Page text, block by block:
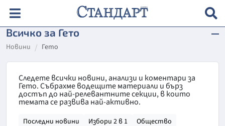
Всичко за Гето
Новини Гето
Следете всички новини, анализи и коментари за
Гето. Събрахме водещите материали и бърз
достъп до най-релевантните секции, в които
темата се развива най-активно.
Последни новини Избори 2 в 1
Общество